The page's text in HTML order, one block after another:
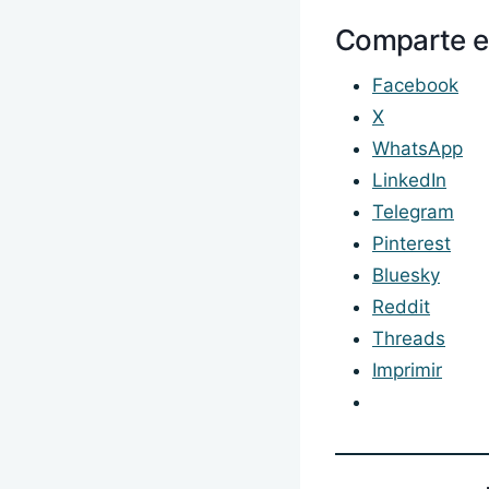
Comparte
Facebook
X
WhatsApp
LinkedIn
Telegram
Pinterest
Bluesky
Reddit
Threads
Imprimir